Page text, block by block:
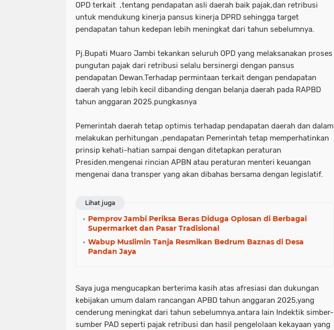
OPD terkait ,tentang pendapatan asli daerah baik pajak,dan retribusi
untuk mendukung kinerja pansus kinerja DPRD sehingga target
pendapatan tahun kedepan lebih meningkat dari tahun sebelumnya.
Pj.Bupati Muaro Jambi tekankan seluruh OPD yang melaksanakan proses
pungutan pajak dari retribusi selalu bersinergi dengan pansus
pendapatan Dewan.Terhadap permintaan terkait dengan pendapatan
daerah yang lebih kecil dibanding dengan belanja daerah pada RAPBD
tahun anggaran 2025.pungkasnya
Pemerintah daerah tetap optimis terhadap pendapatan daerah dan dalam
melakukan perhitungan ,pendapatan Pemerintah tetap memperhatinkan
prinsip kehati-hatian sampai dengan ditetapkan peraturan
Presiden.mengenai rincian APBN atau peraturan menteri keuangan
mengenai dana transper yang akan dibahas bersama dengan legislatif.
Lihat juga
Pemprov Jambi Periksa Beras Diduga Oplosan di Berbagai
Supermarket dan Pasar Tradisional
Wabup Muslimin Tanja Resmikan Bedrum Baznas di Desa
Pandan Jaya
Saya juga mengucapkan berterima kasih atas afresiasi dan dukungan
kebijakan umum dalam rancangan APBD tahun anggaran 2025,yang
cenderung meningkat dari tahun sebelumnya.antara lain Indektik simber-
sumber PAD seperti pajak retribusi dan hasil pengelolaan kekayaan yang